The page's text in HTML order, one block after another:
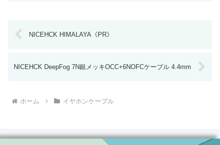
NICEHCK HIMALAYA《PR》
NICEHCK DeepFog 7N銀メッキOCC+6NOFCケーブル 4.4mm
ホーム イヤホンケーブル